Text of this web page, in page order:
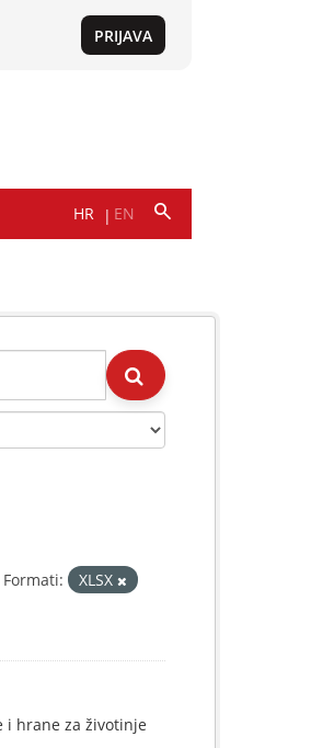
Formati:
XLSX
i hrane za životinje